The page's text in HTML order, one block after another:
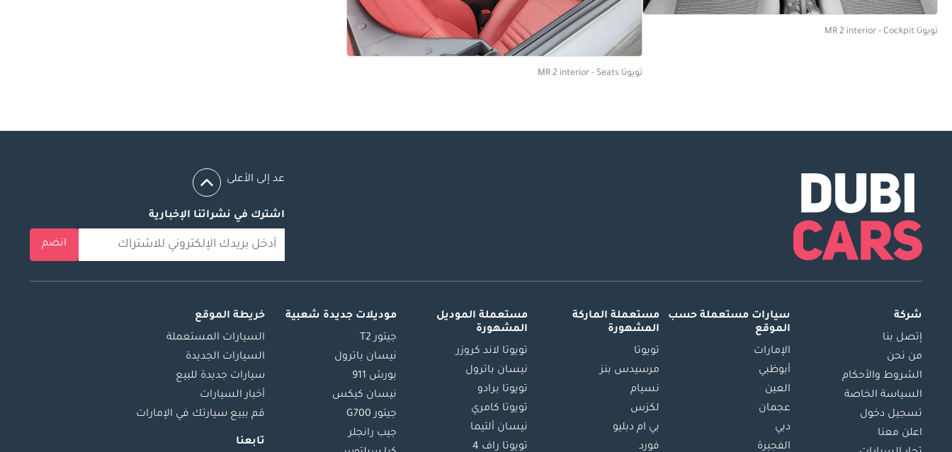
تويوتا MR 2 interior - Cockpit
تويوتا MR 2 interior - Seats
عد إلى الأعلى
اشترك في نشراتنا الإخبارية
انضم
شركة
إتصل بنا
من نحن
الشروط والأحكام
السياسة الخاصة
تسجيل دخول
اعلن معنا
سيارات مستعملة حسب
الموقع
الإمارات
أبوظبي
العين
عجمان
دبي
الفجيرة
مستعملة الماركة
المشهورة
تويوتا
مرسيدس بنز
نسيام
لكزس
بي ام دبليو
فورد
مستعملة الموديل
المشهورة
تويوتا لاند كروزر
نيسان باترول
تويوتا برادو
تويوتا كامري
نيسان ألتيما
تويوتا راف 4
موديلات جديدة شعبية
جيتور T2
نيسان باترول
بورش 911
نيسان كيكس
جيتور G700
جيب رانجلر
خريطة الموقع
السيارات المستعملة
السيارات الجديدة
سيارات جديدة للبيع
أخبار السيارات
قم ببيع سيارتك في الإمارات
تابعنا